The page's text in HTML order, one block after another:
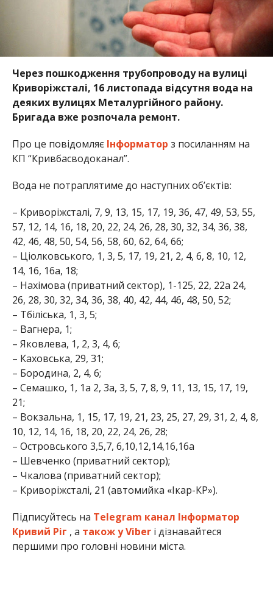
Через пошкодження трубопроводу на вулиці
Криворіжсталі, 16 листопада відсутня вода на
деяких вулицях Металургійного району.
Бригада вже розпочала ремонт.
Про це повідомляє Інформатор з посиланням на
КП “Кривбасводоканал”.
Вода не потраплятиме до наступних об’єктів:
– Криворіжсталі, 7, 9, 13, 15, 17, 19, 36, 47, 49, 53, 55,
57, 12, 14, 16, 18, 20, 22, 24, 26, 28, 30, 32, 34, 36, 38,
42, 46, 48, 50, 54, 56, 58, 60, 62, 64, 66;
– Ціолковського, 1, 3, 5, 17, 19, 21, 2, 4, 6, 8, 10, 12,
14, 16, 16а, 18;
– Нахімова (приватний сектор), 1-125, 22, 22а 24,
26, 28, 30, 32, 34, 36, 38, 40, 42, 44, 46, 48, 50, 52;
– Тбіліська, 1, 3, 5;
– Вагнера, 1;
– Яковлева, 1, 2, 3, 4, 6;
– Каховська, 29, 31;
– Бородина, 2, 4, 6;
– Семашко, 1, 1а 2, 3а, 3, 5, 7, 8, 9, 11, 13, 15, 17, 19,
21;
– Вокзальна, 1, 15, 17, 19, 21, 23, 25, 27, 29, 31, 2, 4, 8,
10, 12, 14, 16, 18, 20, 22, 24, 26, 28;
– Островського 3,5,7, 6,10,12,14,16,16а
– Шевченко (приватний сектор);
– Чкалова (приватний сектор);
– Криворіжсталі, 21 (автомийка «Ікар-КР»).
Підписуйтесь на Telegram канал Інформатор
Кривий Ріг , а також у Viberі дізнавайтеся
першими про головні новини міста.